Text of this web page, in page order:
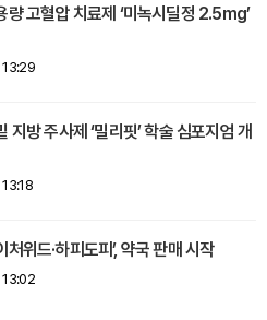
량 고혈압 치료제 ‘미녹시딜정 2.5mg’
13:29
지방 주사제 ‘밀리핏’ 학술 심포지엄 개
13:18
처위드·하피도피’, 약국 판매 시작
13:02